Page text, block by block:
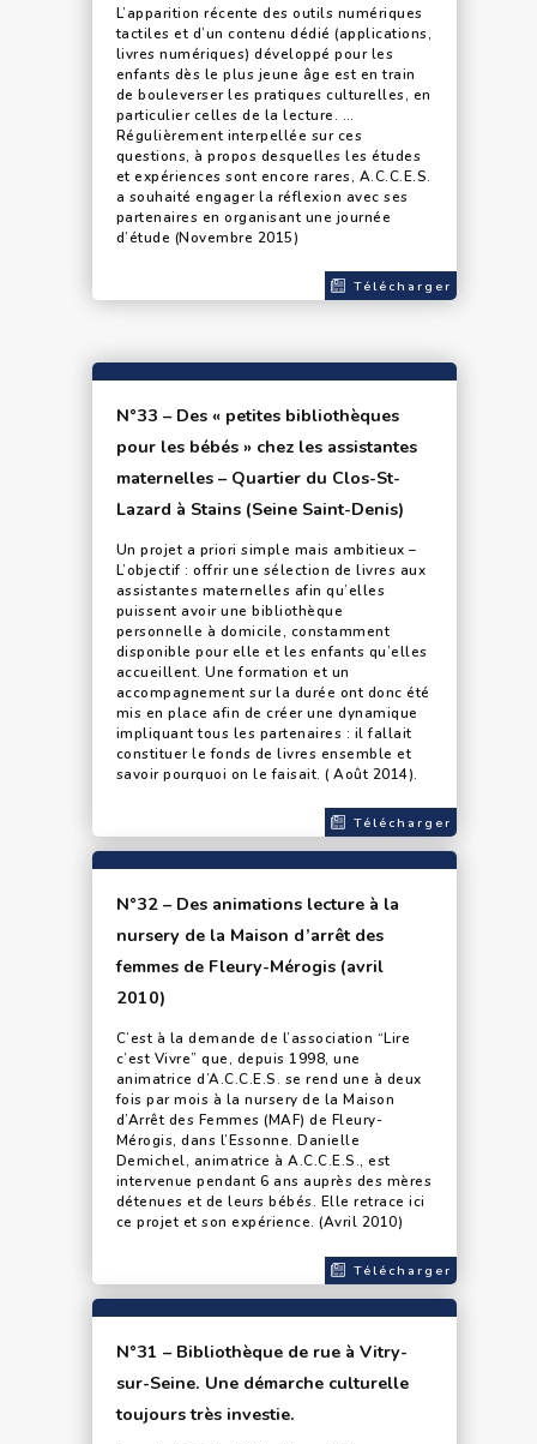
L’apparition récente des outils numériques
tactiles et d’un contenu dédié (applications,
livres numériques) développé pour les
enfants dès le plus jeune âge est en train
de bouleverser les pratiques culturelles, en
particulier celles de la lecture. …
Régulièrement interpellée sur ces
questions, à propos desquelles les études
et expériences sont encore rares, A.C.C.E.S.
a souhaité engager la réflexion avec ses
partenaires en organisant une journée
d’étude (Novembre 2015)
Télécharger
N°33 – Des « petites bibliothèques
pour les bébés » chez les assistantes
maternelles – Quartier du Clos-St-
Lazard à Stains (Seine Saint-Denis)
Un projet a priori simple mais ambitieux –
L’objectif : offrir une sélection de livres aux
assistantes maternelles afin qu’elles
puissent avoir une bibliothèque
personnelle à domicile, constamment
disponible pour elle et les enfants qu’elles
accueillent. Une formation et un
accompagnement sur la durée ont donc été
mis en place afin de créer une dynamique
impliquant tous les partenaires : il fallait
constituer le fonds de livres ensemble et
savoir pourquoi on le faisait. ( Août 2014).
Télécharger
N°32 – Des animations lecture à la
nursery de la Maison d’arrêt des
femmes de Fleury-Mérogis (avril
2010)
C’est à la demande de l’association “Lire
c’est Vivre” que, depuis 1998, une
animatrice d’A.C.C.E.S. se rend une à deux
fois par mois à la nursery de la Maison
d’Arrêt des Femmes (MAF) de Fleury-
Mérogis, dans l’Essonne. Danielle
Demichel, animatrice à A.C.C.E.S., est
intervenue pendant 6 ans auprès des mères
détenues et de leurs bébés. Elle retrace ici
ce projet et son expérience. (Avril 2010)
Télécharger
N°31 – Bibliothèque de rue à Vitry-
sur-Seine. Une démarche culturelle
toujours très investie.